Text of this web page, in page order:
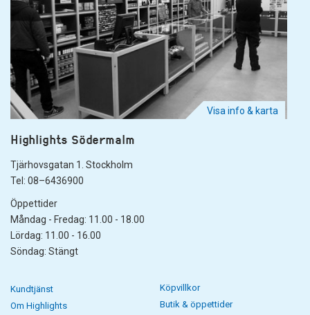
Visa info & karta
Highlights Södermalm
Tjärhovsgatan 1. Stockholm
Tel: 08–6436900
Öppettider
Måndag - Fredag: 11.00 - 18.00
Lördag: 11.00 - 16.00
Söndag: Stängt
Kundtjänst
Om Highlights
Köpvillkor
Butik & öppettider